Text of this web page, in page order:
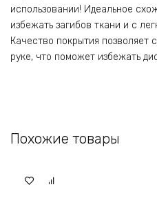
использовании! Идеальное
избежать загибов ткани и с
Качество покрытия позволяет
руке, что поможет избежать
Похожие товары